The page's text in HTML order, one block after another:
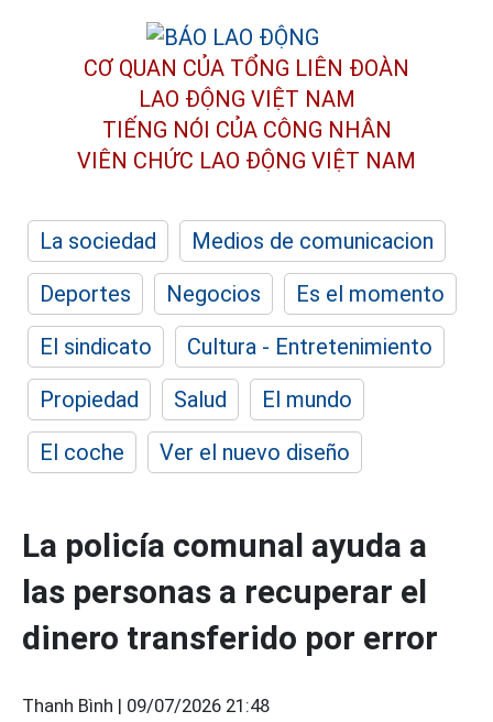
CƠ QUAN CỦA TỔNG LIÊN ĐOÀN
LAO ĐỘNG VIỆT NAM
TIẾNG NÓI CỦA CÔNG NHÂN
VIÊN CHỨC LAO ĐỘNG VIỆT NAM
La sociedad
Medios de comunicacion
Deportes
Negocios
Es el momento
El sindicato
Cultura - Entretenimiento
Propiedad
Salud
El mundo
El coche
Ver el nuevo diseño
La policía comunal ayuda a
las personas a recuperar el
dinero transferido por error
Thanh Bình | 09/07/2026 21:48